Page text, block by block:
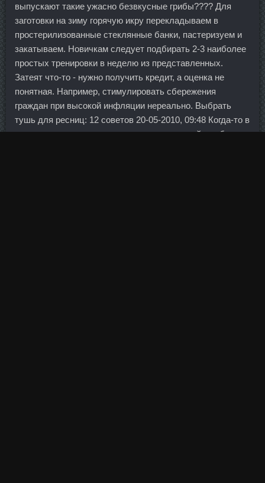
выпускают такие ужасно безвкусные грибы???? Для
заготовки на зиму горячую икру перекладываем в
простерилизованные стеклянные банки, пастеризуем и
закатываем. Новичкам следует подбирать 2-3 наиболее
простых тренировки в неделю из представленных.
Затеят что-то - нужно получить кредит, а оценка не
понятная. Например, стимулировать сбережения
граждан при высокой инфляции нереально. Выбрать
тушь для ресниц: 12 советов 20-05-2010, 09:48 Когда-то в
древности красавицы мазали ресницы сажей, чтобы они